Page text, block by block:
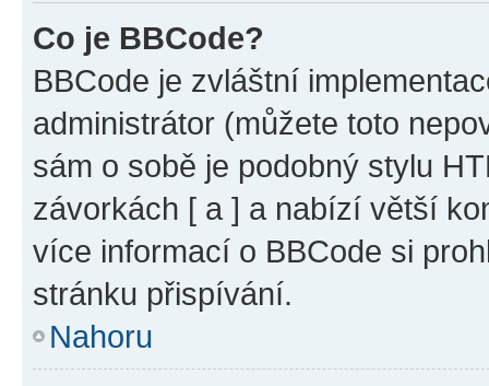
Co je BBCode?
BBCode je zvláštní
administrátor (můžete toto
sám o sobě je podobný stylu
závorkách [ a ] a nabízí větší
více informací o BBCode si
stránku přispívání.
Nahoru